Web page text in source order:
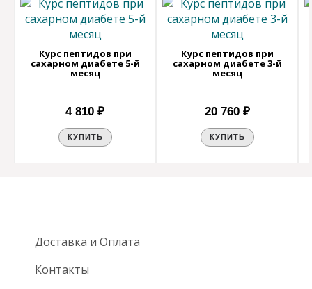
Курс пептидов при
сахарном диабете 5-й
месяц
4 810 ₽
КУПИТЬ
Курс пептидов при
сахарном диабете 3-й
месяц
20 760 ₽
КУПИТЬ
Доставка и Оплата
Контакты